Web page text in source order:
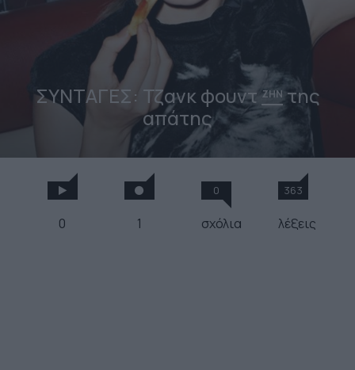
ΣΥΝΤΑΓΕΣ: Τζανκ φουντ ΖΗΝτης
απάτης
0 1
0
σχόλια
363
λέξεις